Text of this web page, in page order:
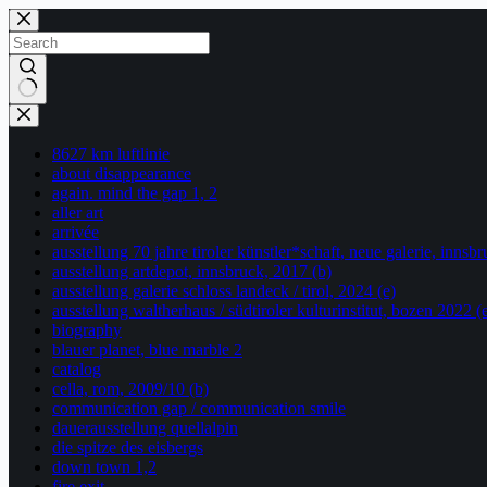
Skip
to
content
No
results
8627 km luftlinie
about disappearance
again. mind the gap 1, 2
aller art
arrivée
ausstellung 70 jahre tiroler künstler*schaft, neue galerie,
ausstellung artdepot, innsbruck, 2017 (b)
ausstellung galerie schloss landeck / tirol, 2024 (e)
ausstellung waltherhaus / südtiroler kulturinstitut, bozen 2022
biography
blauer planet, blue marble 2
catalog
cella, rom, 2009/10 (b)
communication gap / communication smile
dauerausstellung quellalpin
die spitze des eisbergs
down town 1,2